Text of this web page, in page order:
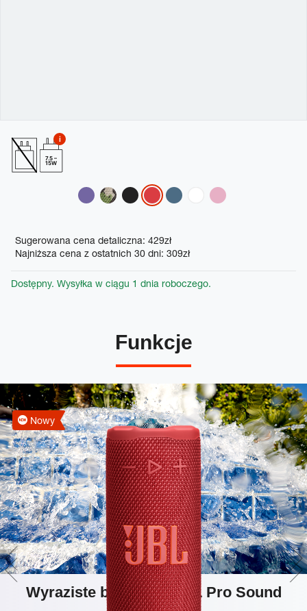
Promotions
Sugerowana cena detaliczna: 429zł
Najniższa cena z ostatnich 30 dni: 309zł
Dostępny. Wysyłka w ciągu 1 dnia roboczego.
7.5 –
15W
Nowy
Funkcje
Wyraziste brzmienie JBL Pro Sound